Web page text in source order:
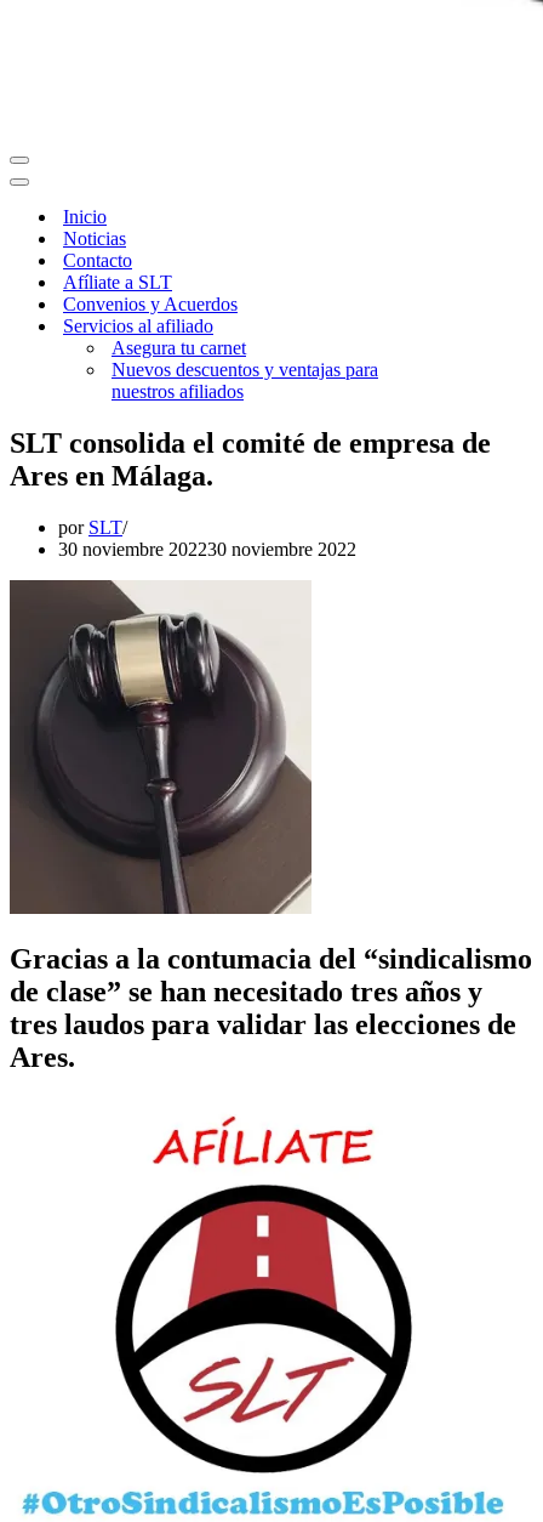
Menú
de
Menú
navegación
Inicio
Noticias
Contacto
Afíliate a SLT
Convenios y Acuerdos
Servicios al afiliado
Asegura tu carnet
Nuevos descuentos y ventajas para
nuestros afiliados
SLT consolida el comité de empresa de
Ares en Málaga.
por SLT
30 noviembre 202230 noviembre 2022
Gracias a la contumacia del “sindicalismo
de clase” se han necesitado tres años y
tres laudos para validar las elecciones de
Ares.